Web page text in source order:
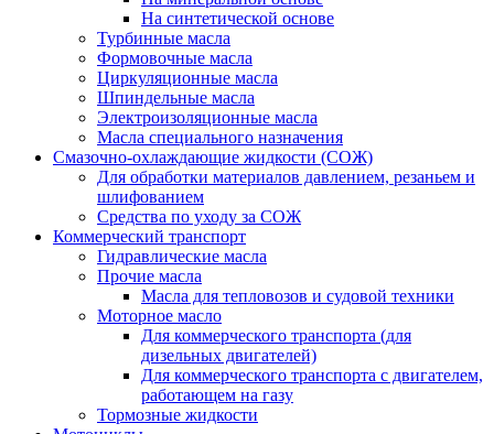
На синтетической основе
Турбинные масла
Формовочные масла
Циркуляционные масла
Шпиндельные масла
Электроизоляционные масла
Масла специального назначения
Смазочно-охлаждающие жидкости (СОЖ)
Для обработки материалов давлением, резаньем и
шлифованием
Средства по уходу за СОЖ
Коммерческий транспорт
Гидравлические масла
Прочие масла
Масла для тепловозов и судовой техники
Моторное масло
Для коммерческого транспорта (для
дизельных двигателей)
Для коммерческого транспорта с двигателем,
работающем на газу
Тормозные жидкости